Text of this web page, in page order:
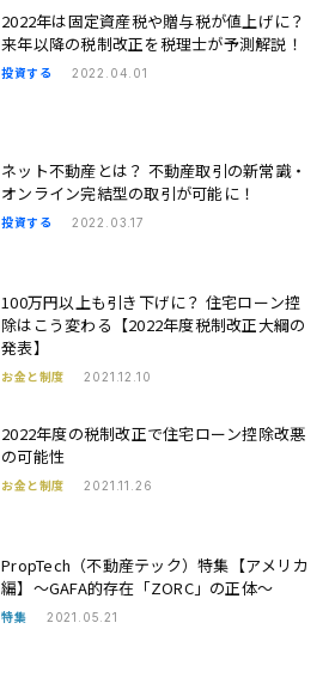
2022年は固定資産税や贈与税が値上げに？
来年以降の税制改正を税理士が予測解説！
投資する 2022.04.01
ネット不動産とは？ 不動産取引の新常識・
オンライン完結型の取引が可能に！
投資する 2022.03.17
100万円以上も引き下げに？ 住宅ローン控
除はこう変わる【2022年度税制改正大綱の
発表】
お金と制度 2021.12.10
2022年度の税制改正で住宅ローン控除改悪
の可能性
お金と制度 2021.11.26
PropTech（不動産テック）特集【アメリカ
編】〜GAFA的存在「ZORC」の正体〜
特集 2021.05.21